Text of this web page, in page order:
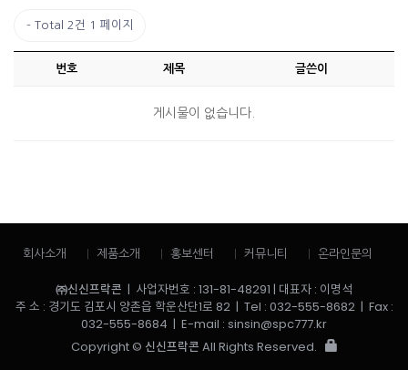
Total 2건 1 페이지
번호 제목 글쓴이
게시물이 없습니다.
회사소개 제품소개 홍보센터 커뮤니티 온라인문의
㈜신신프락콘 | 사업자번호 : 131-81-48291 | 대표자 : 이명석
주 소 : 경기도 김포시 양촌읍 학운산단1로 82 | Tel : 032-555-8682 | Fax :
032-555-8684 | E-mail : sinsin@spc777.kr
Copyright © 신신프락콘 All Rights Reserved.